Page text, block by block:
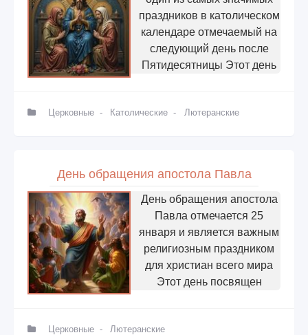
праздников в католическом
календаре отмечаемый на
следующий день после
Пятидесятницы Этот день
Церковные - Католические - Лютеранские
День обращения апостола Павла
День обращения апостола
Павла отмечается 25
января и является важным
религиозным праздником
для христиан всего мира
Этот день посвящен
Церковные - Лютеранские